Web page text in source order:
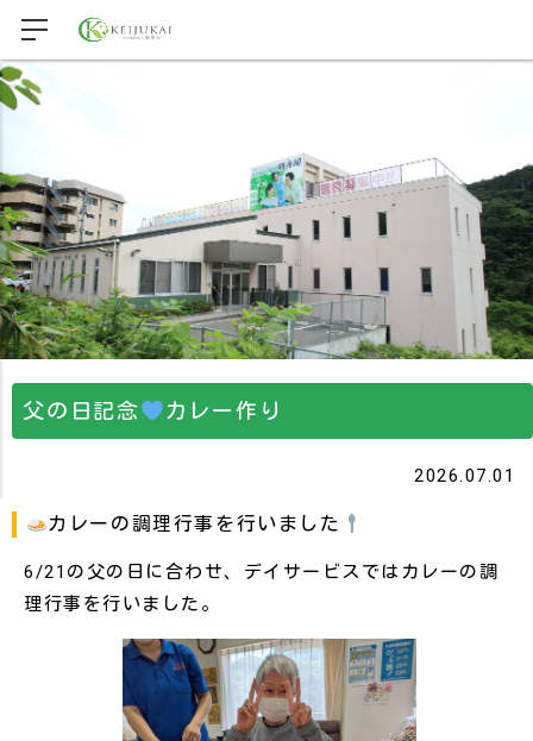
父の日記念 カレー作り
2026.07.01
カレーの調理行事を行いました
6/21の父の日に合わせ、デイサービスではカレーの調
理行事を行いました。